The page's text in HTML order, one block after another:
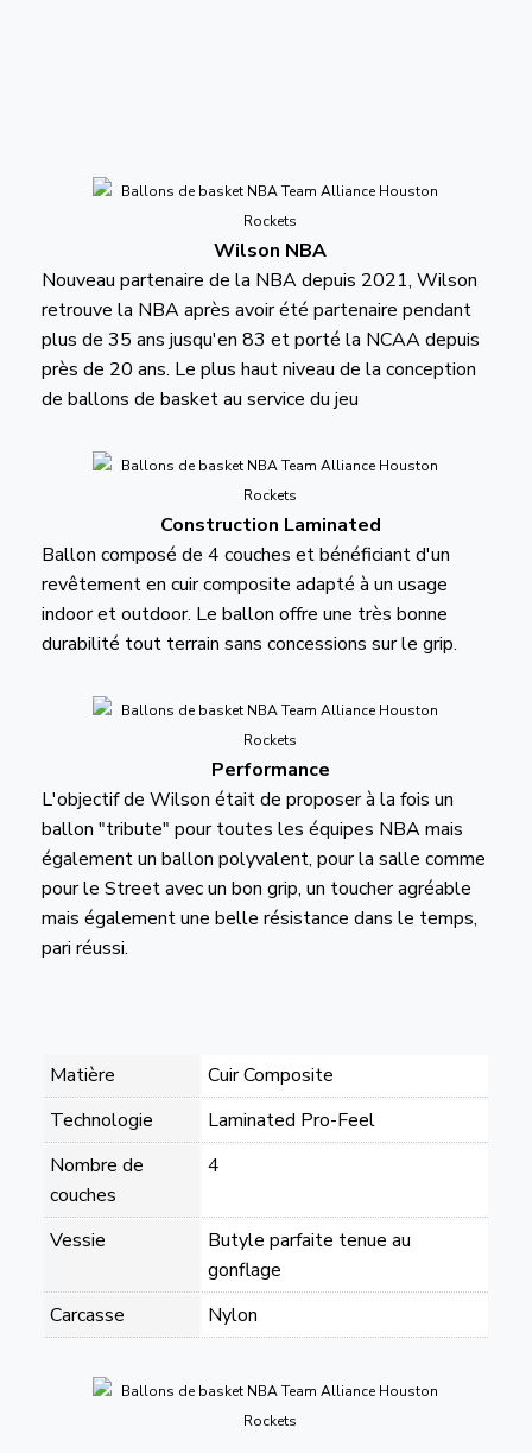
Wilson NBA
Nouveau partenaire de la NBA depuis 2021, Wilson
retrouve la NBA après avoir été partenaire pendant
plus de 35 ans jusqu'en 83 et porté la NCAA depuis
près de 20 ans. Le plus haut niveau de la conception
de ballons de basket au service du jeu
Construction Laminated
Ballon composé de 4 couches et bénéficiant d'un
revêtement en cuir composite adapté à un usage
indoor et outdoor. Le ballon offre une très bonne
durabilité tout terrain sans concessions sur le grip.
Performance
L'objectif de Wilson était de proposer à la fois un
ballon "tribute" pour toutes les équipes NBA mais
également un ballon polyvalent, pour la salle comme
pour le Street avec un bon grip, un toucher agréable
mais également une belle résistance dans le temps,
pari réussi.
Matière
Cuir Composite
Technologie
Laminated Pro-Feel
Nombre de
couches
4
Vessie
Butyle parfaite tenue au
gonflage
Carcasse
Nylon